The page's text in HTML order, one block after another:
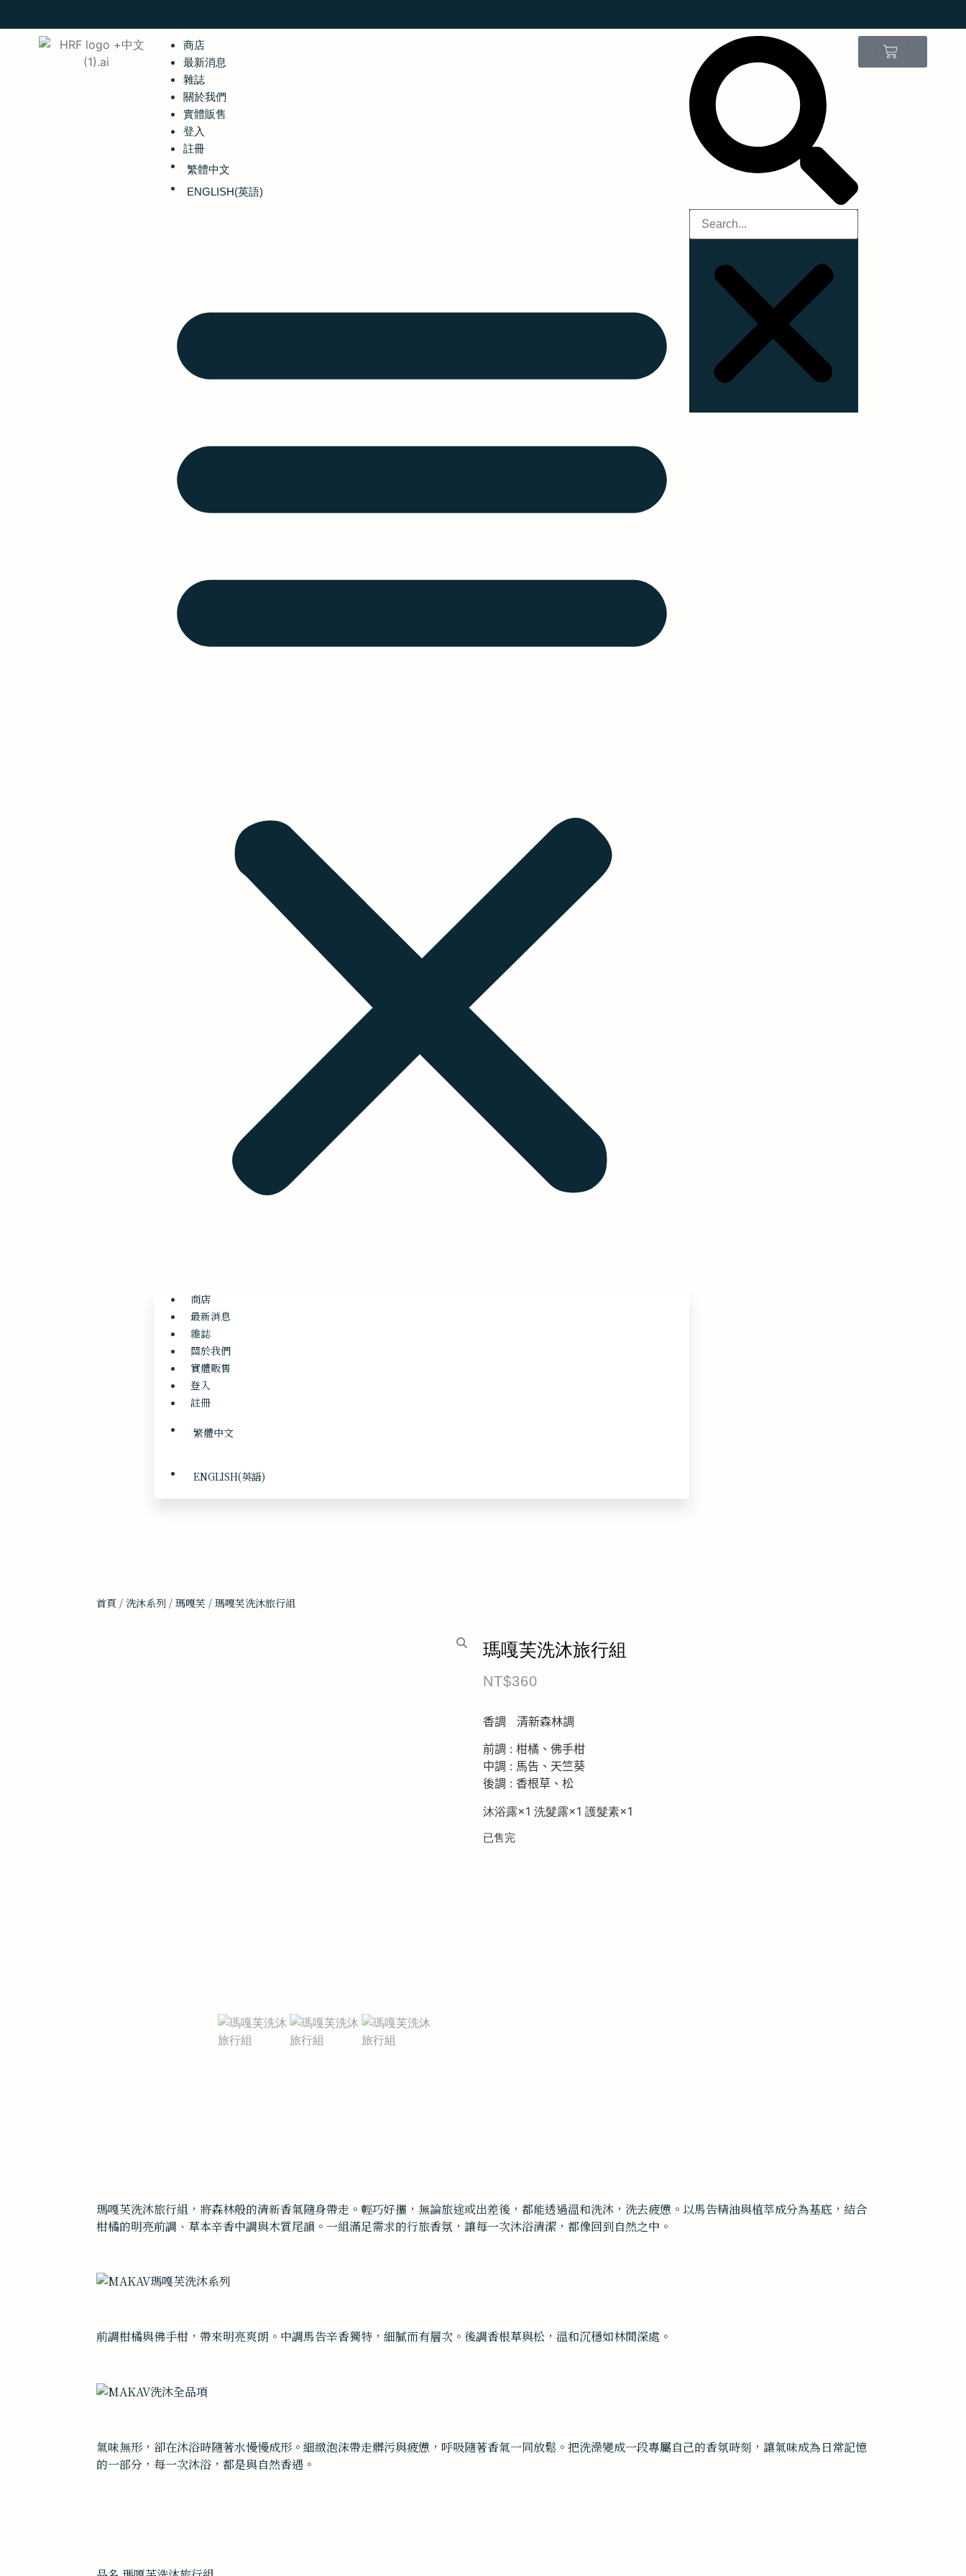
商店
最新消息
雜誌
關於我們
實體販售
登入
註冊
繁體中文
ENGLISH(英語)
商店
最新消息
雜誌
關於我們
實體販售
登入
註冊
繁體中文
ENGLISH(英語)
NT$
首頁 /洗沐系列 /瑪嘎芙 / 瑪嘎芙洗沐旅行組
瑪嘎芙洗沐旅行組
NT$360
香調 清新森林調
前調 : 柑橘、佛手柑
中調 : 馬告 、天竺葵
後調 : 香根草、松
沐浴露×1 洗髮露×1 護髮素×1
已售完
瑪嘎芙洗沐旅行組，將森林般的清新香氣隨身帶走。輕巧好攜，無論旅途或出差後，都能透過溫和洗沐，洗去疲憊。以馬告精油與植萃成分為基底，結合
柑橘的明亮前調、草本辛香中調與木質尾韻。一組滿足需求的行旅香氛，讓每一次沐浴清潔，都像回到自然之中。
前調柑橘與佛手柑，帶來明亮爽朗。中調馬告辛香獨特，細膩而有層次。後調香根草與松，溫和沉穩如林間深處。
氣味無形，卻在沐浴時隨著水慢慢成形。細緻泡沫帶走髒污與疲憊，呼吸隨著香氣一同放鬆。把洗澡變成一段專屬自己的香氛時刻，讓氣味成為日常記憶
的一部分，每一次沐浴，都是與自然香遇。